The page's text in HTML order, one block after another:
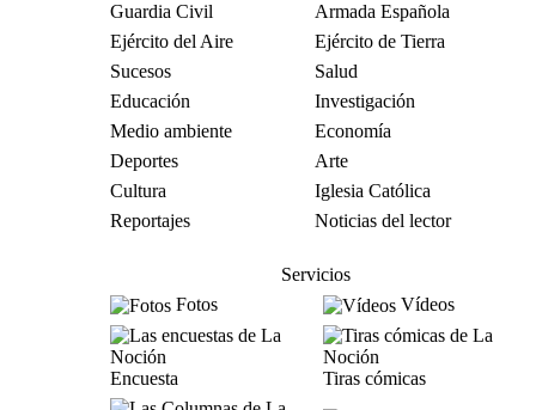
Guardia Civil
Armada Española
Ejército del Aire
Ejército de Tierra
Sucesos
Salud
Educación
Investigación
Medio ambiente
Economía
Deportes
Arte
Cultura
Iglesia Católica
Reportajes
Noticias del lector
Servicios
Fotos
Vídeos
Encuesta Tiras cómicas